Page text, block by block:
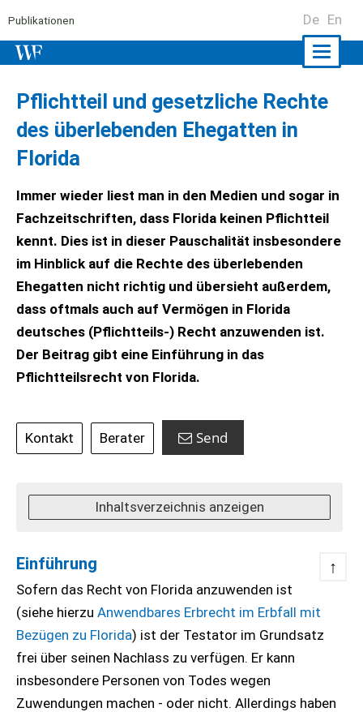
Publikationen De En
Pflichtteil und gesetzliche Rechte
des überlebenden Ehegatten in
Florida
Immer wieder liest man in den Medien und sogar in
Fachzeitschriften, dass Florida keinen Pflichtteil
kennt. Dies ist in dieser Pauschalität insbesondere
im Hinblick auf die Rechte des überlebenden
Ehegatten nicht richtig und übersieht außerdem,
dass oftmals auch auf Vermögen in Florida
deutsches (Pflichtteils-) Recht anzuwenden ist.
Der Beitrag gibt eine Einführung in das
Pflichtteilsrecht von Florida.
Kontakt Berater Send
Inhaltsverzeichnis anzeigen
Einführung ↑
Sofern das Recht von Florida anzuwenden ist
(siehe hierzu Anwendbares Erbrecht im Erbfall mit
Bezügen zu Florida) ist der Testator im Grundsatz
frei über seinen Nachlass zu verfügen. Er kann
insbesondere Personen von Todes wegen
Zuwendungen machen - oder nicht. Allerdings haben